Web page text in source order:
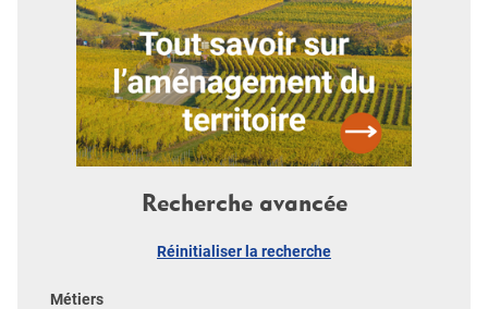
Recherche avancée
Réinitialiser la recherche
Métiers